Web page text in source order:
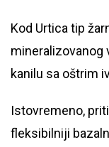
Kod Urtica tip
mineralizovanog
kanilu sa oštrim
Istovremeno,
fleksibilniji